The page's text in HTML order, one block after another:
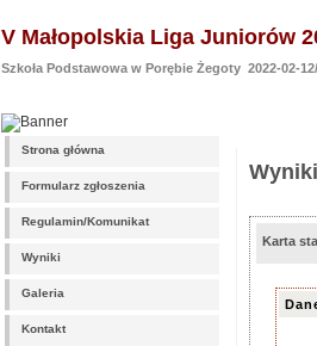
V Małopolskia Liga Juniorów
Szkoła Podstawowa w Porębie Żegoty 2022-02-
Strona główna
Formularz zgłoszenia
Regulamin/Komunikat
Wyniki
Galeria
Kontakt
Wyniki
Karta